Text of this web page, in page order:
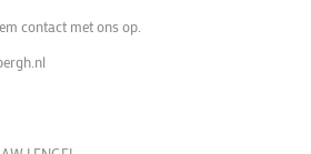
contact met ons op.